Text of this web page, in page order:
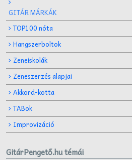
GITÁR MÁRKÁK
TOP100 nóta
Hangszerboltok
Zeneiskolák
Zeneszerzés alapjai
Akkord-kotta
TABok
Improvizáció
GitárPengető.hu témái